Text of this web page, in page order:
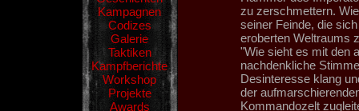
Kampagnen
Codizes
Galerie
Taktiken
Kampfberichte
Workshop
Projekte
Awards
zu zerschmettern.
seiner Feinde, die
eroberten Weltraums
"Wie sieht es mit den
nachdenkliche
Desinteresse klang
der
Kommandozelt